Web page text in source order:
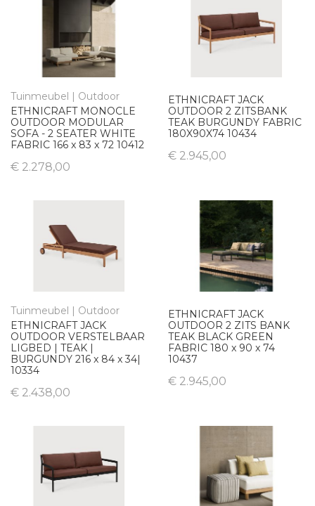
Tuinmeubel | Outdoor
ETHNICRAFT MONOCLE
OUTDOOR MODULAR
SOFA - 2 SEATER WHITE
FABRIC 166 x 83 x 72 10412
€ 2.278,00
ETHNICRAFT JACK
OUTDOOR 2 ZITSBANK
TEAK BURGUNDY FABRIC
180X90X74 10434
€ 2.945,00
Tuinmeubel | Outdoor
ETHNICRAFT JACK
OUTDOOR VERSTELBAAR
LIGBED | TEAK |
BURGUNDY 216 x 84 x 34|
10334
€ 2.438,00
ETHNICRAFT JACK
OUTDOOR 2 ZITS BANK
TEAK BLACK GREEN
FABRIC 180 x 90 x 74
10437
€ 2.945,00